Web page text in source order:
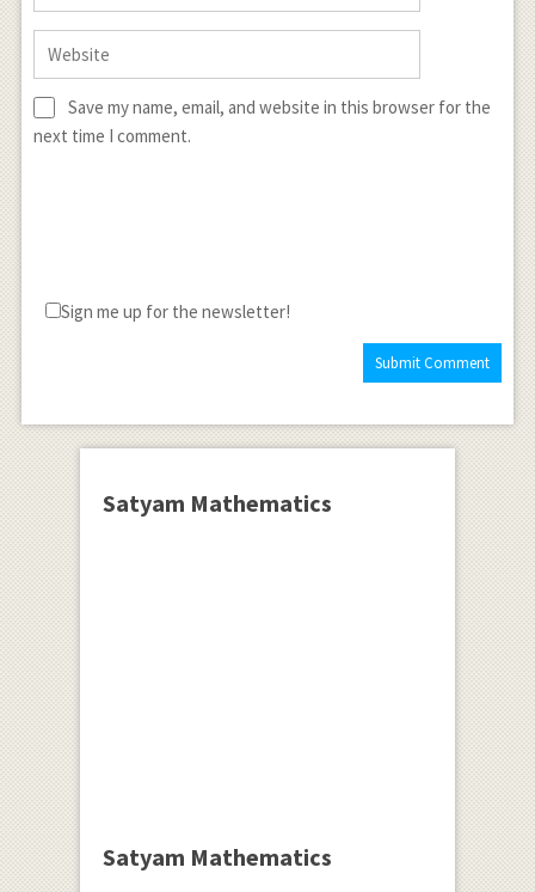
Save my name, email, and website in this browser for the
next time I comment.
Sign me up for the newsletter!
Satyam Mathematics
Satyam Mathematics